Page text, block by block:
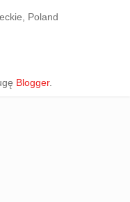
Poland
Blogger.